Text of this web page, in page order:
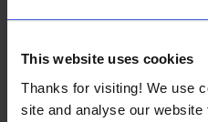
This website uses cookies
Thanks for visiting! We use
site and analyse our